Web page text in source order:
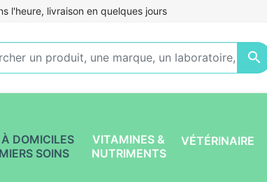
l'heure, livraison en quelques jours

À DOMICILES
SOINS
VITAMINES &
NUTRIMENTS
VÉTÉRINAIRE